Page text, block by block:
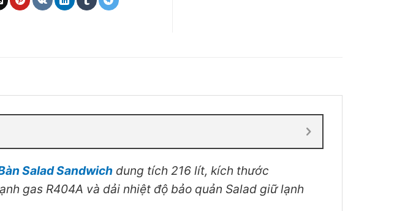
Salad Sandwich dung tích 216 lít, kích thước
gas R404A và dải nhiệt độ bảo quản Salad giữ lạnh